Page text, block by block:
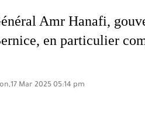
Amr Hanafi,
en particulier
Mar 2025 05:14 pm